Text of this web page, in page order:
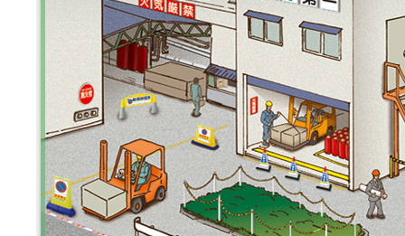
商品在庫照会
利用規約
プラバシーポリシー